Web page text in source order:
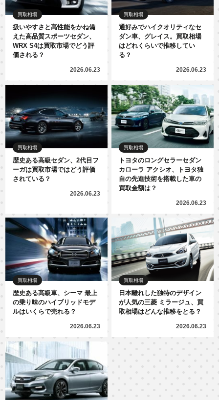
扱いやすさと高性能をかね備
えた高品質スポーツセダン、
WRX S4は買取市場でどう評
価される？
買取相場
2026.06.23
通好みでハイクオリティなセ
ダン車、グレイス。買取相場
はどれくらいで推移してい
る？
買取相場
2026.06.23
歴史ある高級セダン、2代目フ
ーガは買取市場ではどう評価
されている？
買取相場
2026.06.23
トヨタのロングセラーセダン
カローラ アクシオ、トヨタ独
自の先進技術を搭載した車の
買取金額は？
買取相場
2026.06.23
歴史ある高級車、シーマ 最上
の乗り味のハイブリッドモデ
ルはいくらで売れる？
買取相場
2026.06.23
日本離れした独特のデザイン
が人気の三菱 ミラージュ、買
取相場はどんな推移をとる？
買取相場
2026.06.23